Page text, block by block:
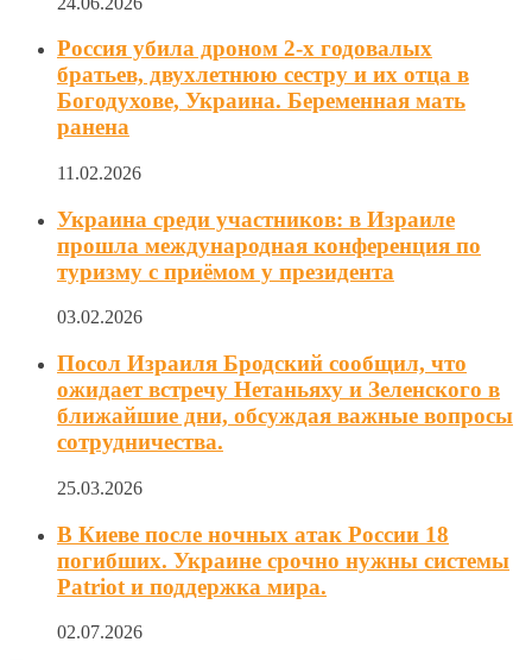
Россия убила дроном 2-х годовалых
братьев, двухлетнюю сестру и их отца в
Богодухове, Украина. Беременная мать
ранена
11.02.2026
Украина среди участников: в Израиле
прошла международная конференция по
туризму с приёмом у президента
03.02.2026
Посол Израиля Бродский сообщил, что
ожидает встречу Нетаньяху и Зеленского в
ближайшие дни, обсуждая важные вопросы
сотрудничества.
25.03.2026
В Киеве после ночных атак России 18
погибших. Украине срочно нужны системы
Patriot и поддержка мира.
02.07.2026